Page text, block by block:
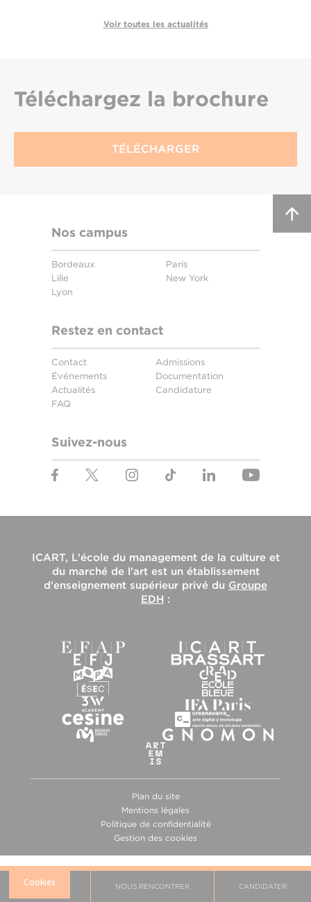
BROCHURE NOUS RENCONTRER CANDIDATER
Voir toutes les actualités
Téléchargez la brochure
TÉLÉCHARGER
Nos campus
Bordeaux
Lille
Lyon
Paris
New York
Restez en contact
Contact
Événements
Actualités
FAQ
Admissions
Documentation
Candidature
Suivez-nous
ICART, L'école du management de la culture et
du marché de l'artest un établissement
d'enseignement supérieur privé du Groupe
EDH :
Plan du site
Mentions légales
Politique de confidentialité
Gestion des cookies